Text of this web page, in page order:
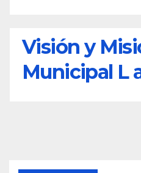
Visión y
Municipal L